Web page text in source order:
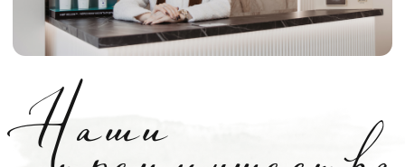
star5792@mail.ru
Московская область, г.о. Ленинский, рп.
Дрожжино, ул. Южная, д. 16к2